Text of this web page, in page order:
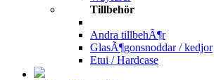
Tillbehör
Andra tillbehÃ¶r
GlasÃ¶gonsnoddar / kedjor
Etui / Hardcase